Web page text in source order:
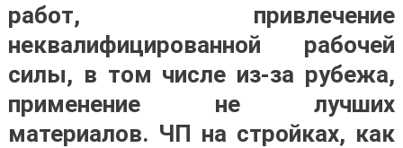
работ, привлечение
неквалифицированной рабочей
силы, в том числе из-за рубежа,
применение не лучших
материалов. ЧП на стройках, как